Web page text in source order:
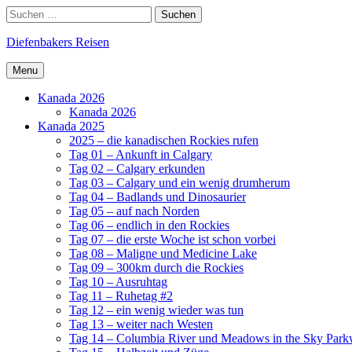
Skip
to
content
Search
Suchen
nach:
Diefenbakers Reisen
Menu
Kanada 2026
Kanada 2026
Kanada 2025
2025 – die kanadischen Rockies rufen
Tag 01 – Ankunft in Calgary
Tag 02 – Calgary erkunden
Tag 03 – Calgary und ein wenig drumherum
Tag 04 – Badlands und Dinosaurier
Tag 05 – auf nach Norden
Tag 06 – endlich in den Rockies
Tag 07 – die erste Woche ist schon vorbei
Tag 08 – Maligne und Medicine Lake
Tag 09 – 300km durch die Rockies
Tag 10 – Ausruhtag
Tag 11 – Ruhetag #2
Tag 12 – ein wenig wieder was tun
Tag 13 – weiter nach Westen
Tag 14 – Columbia River und Meadows in the Sky